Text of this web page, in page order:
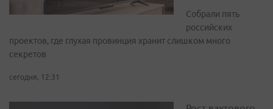
Собрали пять
российских
проектов, где глухая провинция хранит слишком много
секретов
сегодня, 12:31